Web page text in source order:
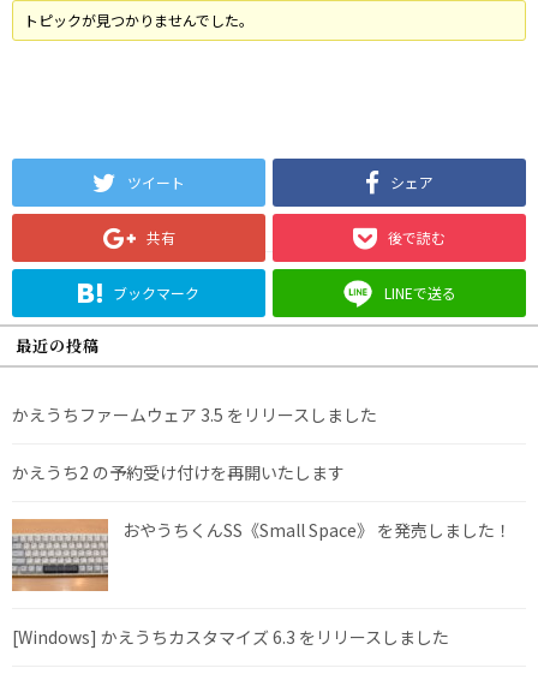
トピックが見つかりませんでした。
ツイート シェア
共有 後で読む
ブックマーク LINEで送る
最近の投稿
かえうちファームウェア 3.5 をリリースしました
かえうち2 の予約受け付けを再開いたします
おやうちくんSS《Small Space》 を発売しました！
[Windows] かえうちカスタマイズ 6.3 をリリースしました